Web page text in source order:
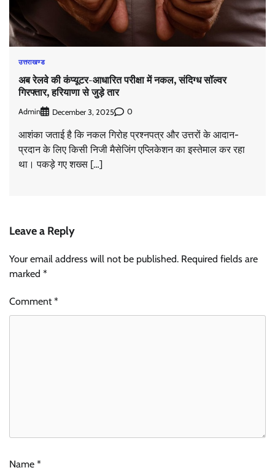
उत्तराखण्ड
अब रेलवे की कंप्यूटर-आधारित परीक्षा में नकल, संदिग्ध सॉल्वर
गिरफ्तार, हरियाणा से जुड़े तार
Admin December 3, 2025 0
आशंका जताई है कि नकल गिरोह प्रश्नपत्र और उत्तरों के आदान-
प्रदान के लिए किसी निजी मैसेजिंग एप्लिकेशन का इस्तेमाल कर रहा
था। पकड़े गए शख्स […]
Leave a Reply
Your email address will not be published. Required fields are
marked *
Comment*
Name *